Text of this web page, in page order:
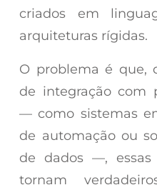
criados em
arquiteturas rígidas.
O problema é que,
de integração com
— como sistemas
de automação ou
de dados —, essas
tornam